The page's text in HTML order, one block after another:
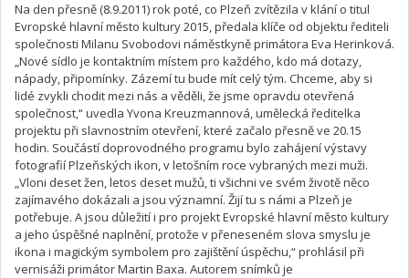
Na den přesně (8.9.2011) rok poté, co Plzeň zvítězila v klání o titul
Evropské hlavní město kultury 2015, předala klíče od objektu řediteli
společnosti Milanu Svobodovi náměstkyně primátora Eva Herinková.
„Nové sídlo je kontaktním místem pro každého, kdo má dotazy,
nápady, připomínky. Zázemí tu bude mít celý tým. Chceme, aby si
lidé zvykli chodit mezi nás a věděli, že jsme opravdu otevřená
společnost,“ uvedla Yvona Kreuzmannová, umělecká ředitelka
projektu při slavnostním otevření, které začalo přesně ve 20.15
hodin. Součástí doprovodného programu bylo zahájení výstavy
fotografií Plzeňských ikon, v letošním roce vybraných mezi muži.
„Vloni deset žen, letos deset mužů, ti všichni ve svém životě něco
zajímavého dokázali a jsou významní. Žijí tu s námi a Plzeň je
potřebuje. A jsou důležití i pro projekt Evropské hlavní město kultury
a jeho úspěšné naplnění, protože v přeneseném slova smyslu je
ikona i magickým symbolem pro zajištění úspěchu,“ prohlásil při
vernisáži primátor Martin Baxa. Autorem snímků je